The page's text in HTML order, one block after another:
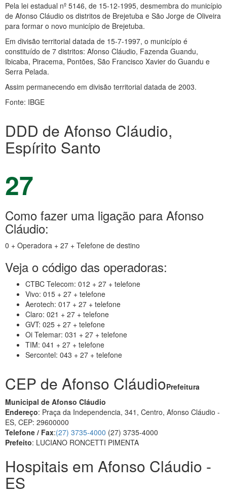
Pela lei estadual nº 5146, de 15-12-1995, desmembra do município
de Afonso Cláudio os distritos de Brejetuba e São Jorge de Oliveira
para formar o novo município de Brejetuba.
Em divisão territorial datada de 15-7-1997, o município é
constituído de 7 distritos: Afonso Cláudio, Fazenda Guandu,
Ibicaba, Piracema, Pontões, São Francisco Xavier do Guandu e
Serra Pelada.
Assim permanecendo em divisão territorial datada de 2003.
Fonte: IBGE
DDD de Afonso Cláudio,
Espírito Santo
27
Como fazer uma ligação para Afonso
Cláudio:
0 + Operadora + 27 + Telefone de destino
Veja o código das operadoras:
CTBC Telecom: 012 + 27 + telefone
Vivo: 015 + 27 + telefone
Aerotech: 017 + 27 + telefone
Claro: 021 + 27 + telefone
GVT: 025 + 27 + telefone
Oi Telemar: 031 + 27 + telefone
TIM: 041 + 27 + telefone
Sercontel: 043 + 27 + telefone
CEP de Afonso CláudioPrefeitura
Municipal de Afonso Cláudio
Endereço: Praça da Independencia, 341, Centro, Afonso Cláudio -
ES, CEP: 29600000
Telefone / Fax:(27) 3735-4000 (27) 3735-4000
Prefeito: LUCIANO RONCETTI PIMENTA
Hospitais em Afonso Cláudio -
ES